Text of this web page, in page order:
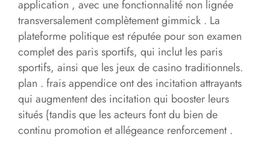
application , avec une fonctionnalité non lignée
transversalement complètement gimmick . La
plateforme politique est réputée pour son examen
complet des paris sportifs, qui inclut les paris
sportifs, ainsi que les jeux de casino traditionnels.
plan . frais appendice ont des incitation attrayants
qui augmentent des incitation qui booster leurs
situés {tandis que les acteurs font du bien de
continu promotion et allégeance renforcement .